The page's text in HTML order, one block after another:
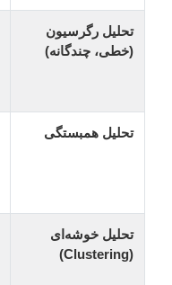
تحلیل رگرسیون
(خطی، چندگانه)
تحلیل همبستگی
تحلیل خوشه‌ای
(Clustering)